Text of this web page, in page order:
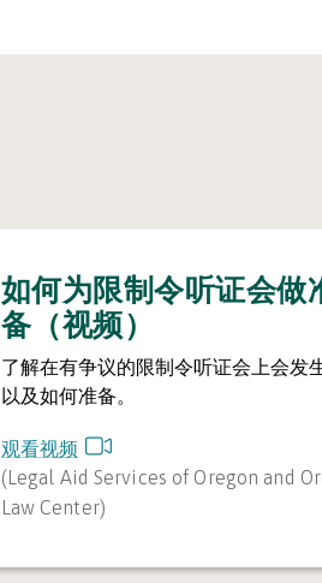
如何为限制令听证会做
备（视频）
了解在有争议的限制令听证会上会发
以及如何准备。
观看视频
(Legal Aid Services of Oregon and
Law Center)